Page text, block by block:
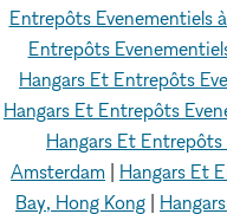
Entrepôts Evenementiels
Entrepôts
Hangars Et Entrepôts
Hangars Et Entrepôts
Hangars Et Entrepôts
Amsterdam
Hangars Et
Bay, Hong Kong